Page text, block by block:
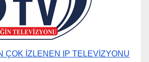
ÇOK İZLENEN IP TELEVİZYONU